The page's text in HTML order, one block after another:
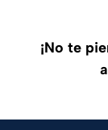
¡No te